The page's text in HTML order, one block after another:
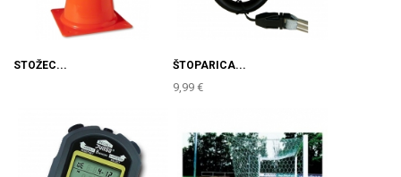
STOŽEC... ŠTOPARICA...
9,99 €